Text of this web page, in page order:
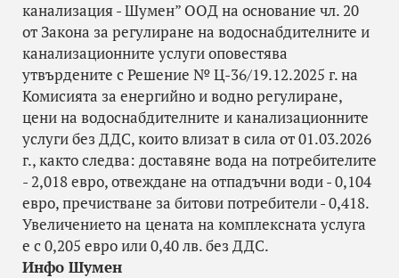
канализация - Шумен” ООД на основание чл. 20
от Закона за регулиране на водоснабдителните и
канализационните услуги оповестява
утвърдените с Решение № Ц-36/19.12.2025 г. на
Комисията за енергийно и водно регулиране,
цени на водоснабдителните и канализационните
услуги без ДДС, които влизат в сила от 01.03.2026
г., както следва: доставяне вода на потребителите
- 2,018 евро, отвеждане на отпадъчни води - 0,104
евро, пречистване за битови потребители - 0,418.
Увеличението на цената на комплексната услуга
е с 0,205 евро или 0,40 лв. без ДДС.
Инфо Шумен